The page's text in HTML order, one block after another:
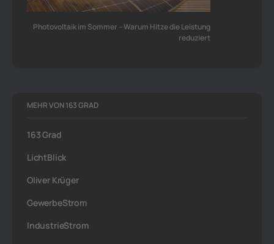
Photovoltaik im Sommer – Warum Hitze die Leistung
reduziert
MEHR VON 163 GRAD
163 Grad
LichtBlick
Oliver Krüger
GewerbeStrom
IndustrieStrom